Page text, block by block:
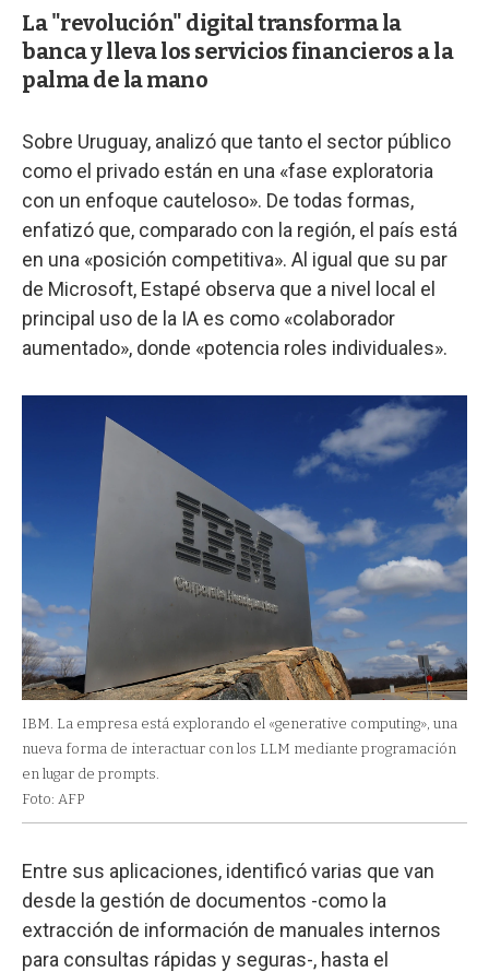
La "revolución" digital transforma la
banca y lleva los servicios financieros a la
palma de la mano
Sobre Uruguay, analizó que tanto el sector público
como el privado están en una «fase exploratoria
con un enfoque cauteloso». De todas formas,
enfatizó que, comparado con la región, el país está
en una «posición competitiva». Al igual que su par
de Microsoft, Estapé observa que a nivel local el
principal uso de la IA es como «colaborador
aumentado», donde «potencia roles individuales».
IBM. La empresa está explorando el «generative computing», una
nueva forma de interactuar con los LLM mediante programación
en lugar de prompts.
Foto: AFP
Entre sus aplicaciones, identificó varias que van
desde la gestión de documentos -como la
extracción de información de manuales internos
para consultas rápidas y seguras-, hasta el